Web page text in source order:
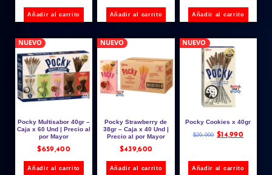
Añadir al carrito Añadir al carrito Añadir al carrito
NUEVO
Pocky Multisabor 40gr –
Caja x 60 Und | Precio al
por Mayor
$659,400
Añadir al carrito
NUEVO
Pocky Strawberry de
38gr – Caja x 40 Und |
Precio al por Mayor
$439,600
Añadir al carrito
NUEVO
Pocky Cookies x 40gr
$20,000 $14,990
Añadir al carrito